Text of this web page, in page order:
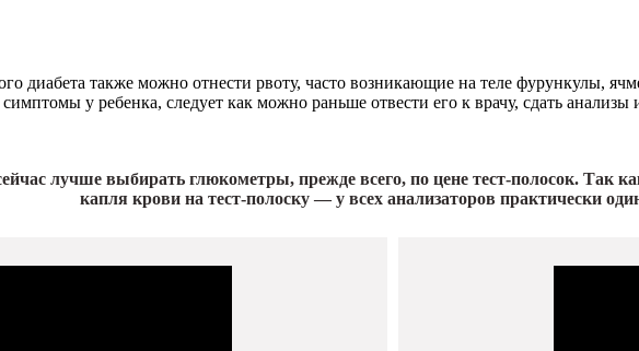
диабета также можно отнести рвоту, часто возникающие на теле фурункулы,
у ребенка, следует как можно раньше отвести его к врачу, сдать анализы
лучше выбирать глюкометры, прежде всего, по цене тест-полосок. Так
капля крови на тест-полоску — у всех анализаторов практически